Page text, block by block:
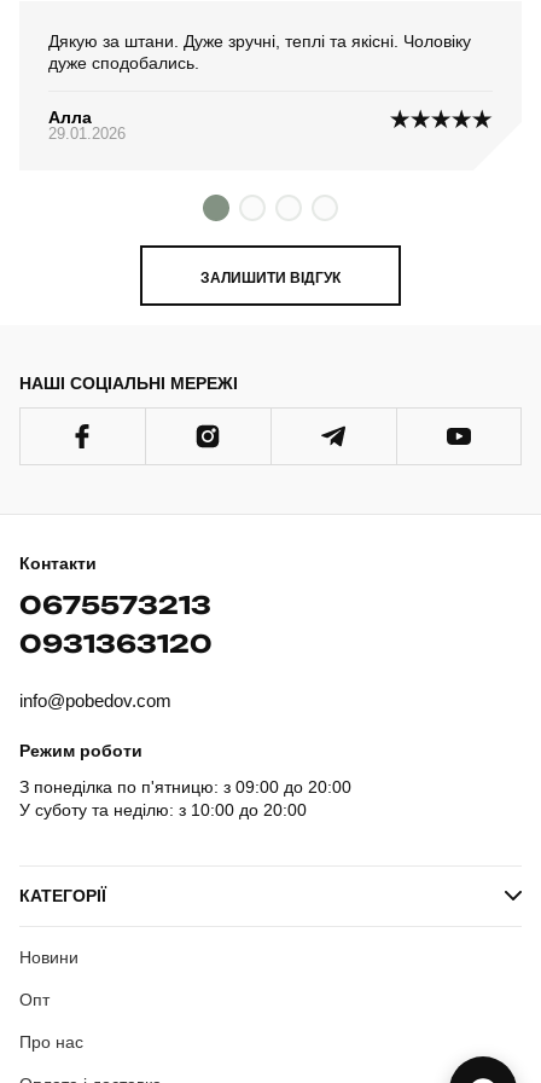
Дякую за штани. Дуже зручні, теплі та якісні. Чоловіку
дуже сподобались.
Алла
29.01.2026
ЗАЛИШИТИ ВІДГУК
НАШІ СОЦІАЛЬНІ МЕРЕЖІ
Контакти
0675573213
0931363120
info@pobedov.com
Режим роботи
З понеділка по п'ятницю: з 09:00 до 20:00
У суботу та неділю: з 10:00 до 20:00
КАТЕГОРІЇ
Новини
Опт
Про нас